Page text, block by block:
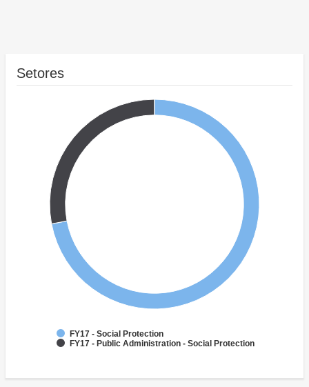
Setores
FY17 - Social Protection
FY17 - Public Administration - Social Protection